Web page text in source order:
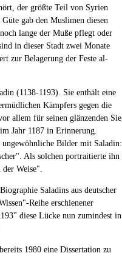
der größte Teil von Syrien
gab den Muslimen diesen
lange der Muße pflegt oder
in dieser Stadt zwei Monate
zur Belagerung der Feste al-
(1138-1193). Sie enthält eine
Kämpfers gegen die
allem für seinen glänzenden
Jahr 1187 in Erinnerung.
ungewöhnliche Bilder mit Saladin:
Als solchen portraitierte ihn
Weise".
Saladins aus deutscher
Reihe erschienener
diese Lücke nun zumindest in
1980 eine Dissertation zu